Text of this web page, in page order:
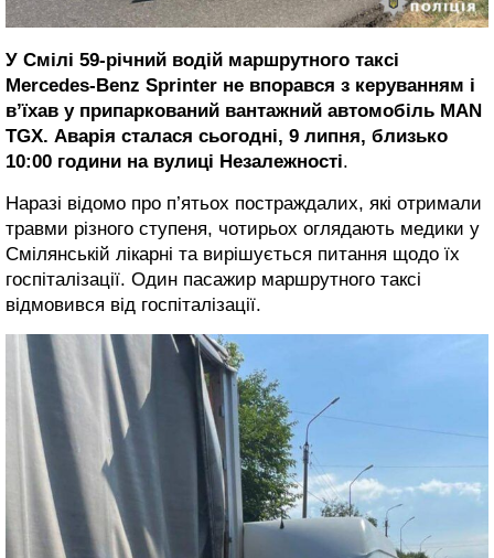
У Смілі 59-річний водій маршрутного таксі
Mercedes-Benz Sprinter не впорався з керуванням і
в’їхав у припаркований вантажний автомобіль MAN
TGX. Аварія сталася сьогодні, 9 липня, близько
10:00 години на вулиці Незалежності.
Наразі відомо про п’ятьох постраждалих, які отримали
травми різного ступеня, чотирьох оглядають медики у
Смілянській лікарні та вирішується питання щодо їх
госпіталізації. Один пасажир маршрутного таксі
відмовився від госпіталізації.